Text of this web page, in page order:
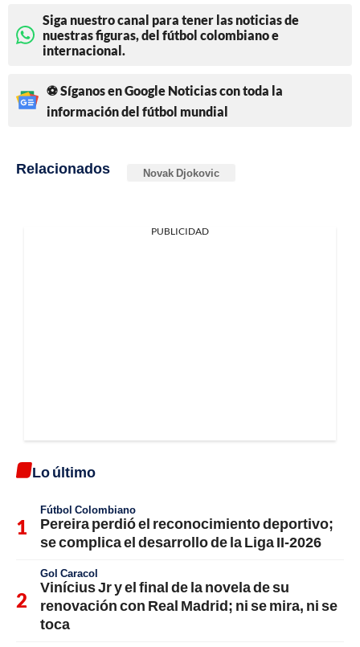
Siga nuestro canal para tener las noticias de
nuestras figuras, del fútbol colombiano e
internacional.
⚽ Síganos en Google Noticias con toda la
información del fútbol mundial
Relacionados Novak Djokovic
PUBLICIDAD
Lo último
Fútbol Colombiano
Pereira perdió el reconocimiento deportivo;
se complica el desarrollo de la Liga II-2026
Gol Caracol
Vinícius Jr y el final de la novela de su
renovación con Real Madrid; ni se mira, ni se
toca